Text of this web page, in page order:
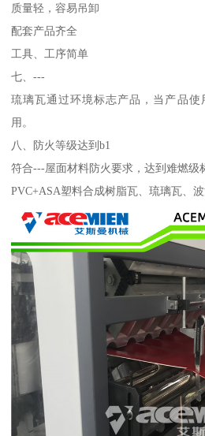
质量轻，容易吊卸
配套产品齐全
工具、工序简单
七、---
琉璃瓦通过环境标志产品，当产品使
用。
八、防火等级达到b1
符合---屋面材料防火要求，达到难燃级
PVC+ASA塑料合成树脂瓦、琉璃瓦、